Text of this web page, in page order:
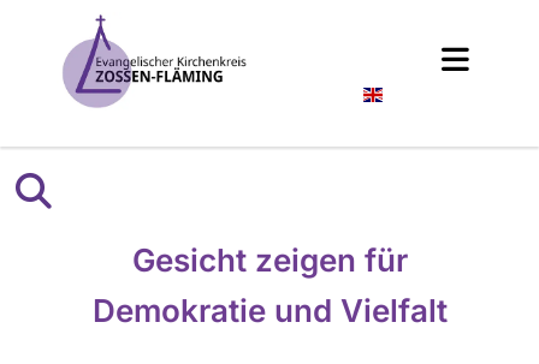
Gesicht zeigen für
Demokratie und Vielfalt